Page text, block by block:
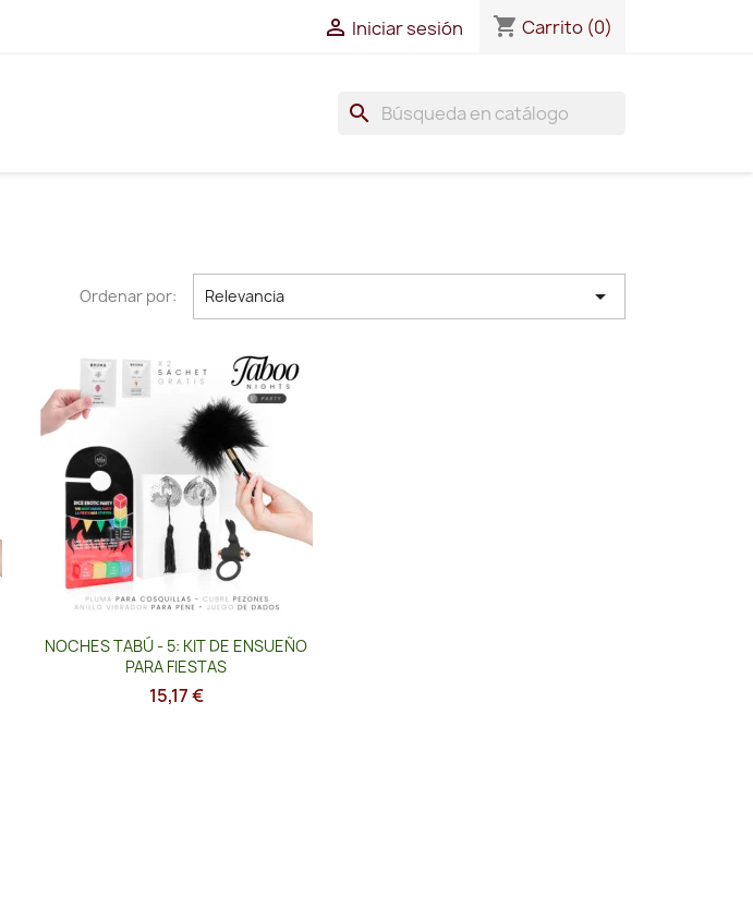
 Iniciar sesión shopping_cart Carrito (0)
search
Ordenar por: Relevancia 
Vista rápida
NOCHES TABÚ - 5: KIT DE ENSUEÑO
PARA FIESTAS
15,17 €